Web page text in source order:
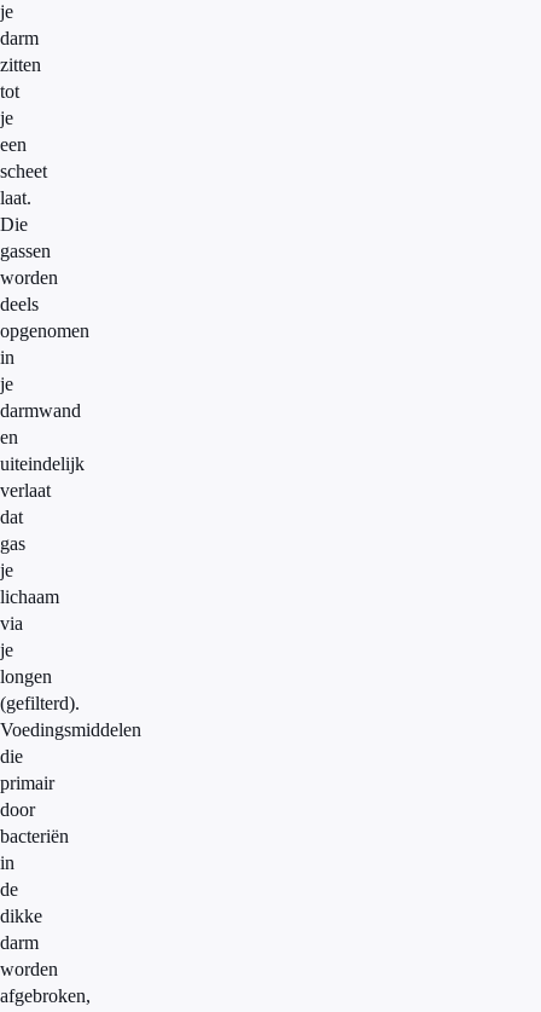
je
darm
zitten
tot
je
een
scheet
laat.
Die
gassen
worden
deels
opgenomen
in
je
darmwand
en
uiteindelijk
verlaat
dat
gas
je
lichaam
via
je
longen
(gefilterd).
Voedingsmiddelen
die
primair
door
bacteriën
in
de
dikke
darm
worden
afgebroken,